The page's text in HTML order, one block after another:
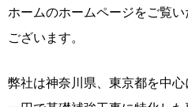
ホームのホームページをご覧
ございます。
弊社は神奈川県、東京都を中